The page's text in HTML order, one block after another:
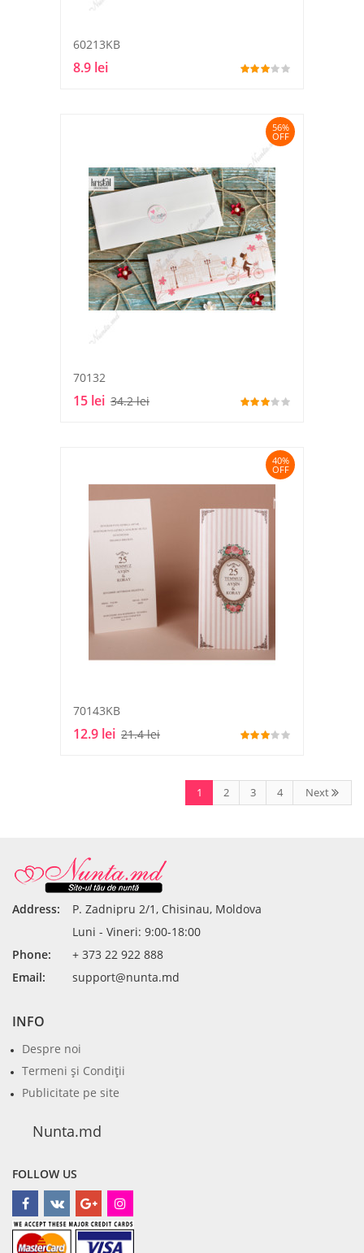
60213KB
8.9 lei
56%
OFF
70132
15 lei 34.2 lei
40%
OFF
70143KB
12.9 lei 21.4 lei
1 2 3 4 Next
Address:
P. Zadnipru 2/1, Chisinau, Moldova
Luni - Vineri: 9:00-18:00
Phone:
+ 373 22 922 888
Email:
support@nunta.md
INFO
Despre noi
Termeni şi Condiţii
Publicitate pe site
Nunta.md
FOLLOW US